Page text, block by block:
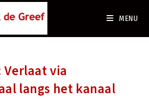
MENU
via
langs het kanaal